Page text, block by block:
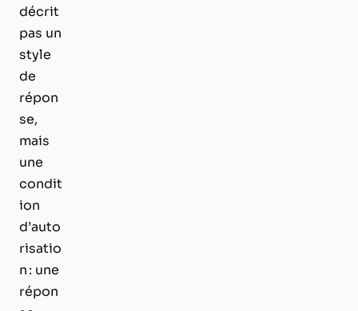
décrit
pas un
style
de
répon
se,
mais
une
condit
ion
d’auto
risatio
n : une
répon